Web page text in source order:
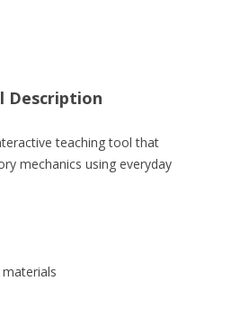
Description
teaching tool that
mechanics using everyday